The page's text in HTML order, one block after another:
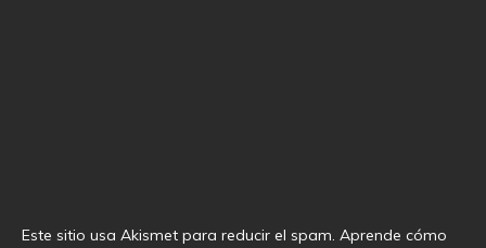
Este sitio usa Akismet para reducir el spam. Aprende cómo